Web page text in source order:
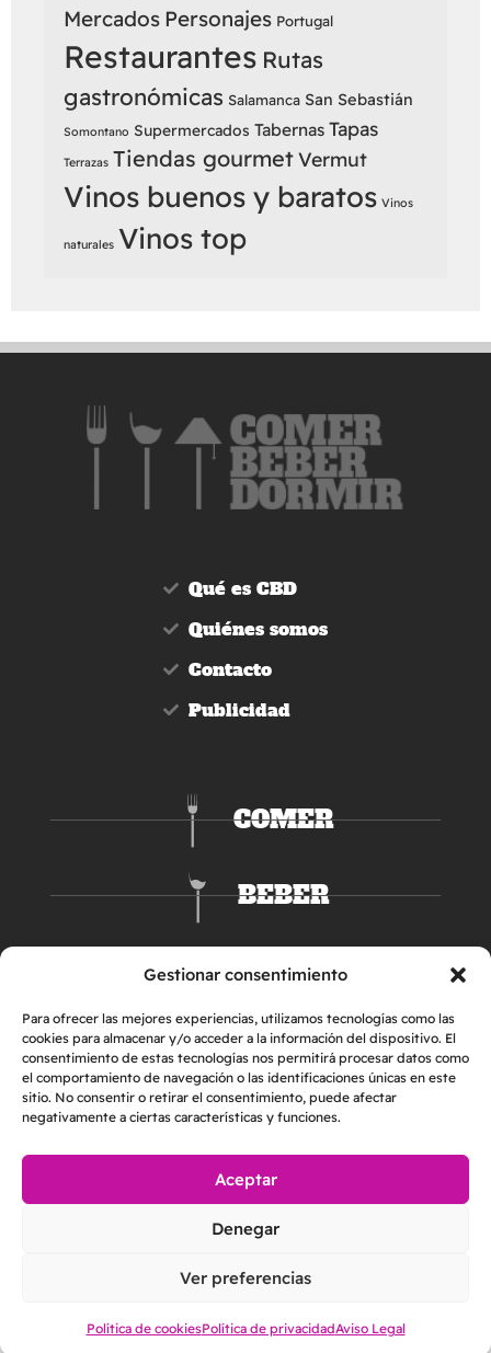
Gestionar consentimiento
Para ofrecer las mejores experiencias, utilizamos tecnologías como las
cookies para almacenar y/o acceder a la información del dispositivo. El
consentimiento de estas tecnologías nos permitirá procesar datos como
el comportamiento de navegación o las identificaciones únicas en este
sitio. No consentir o retirar el consentimiento, puede afectar
negativamente a ciertas características y funciones.
Aceptar
Denegar
Ver preferencias
Política de cookiesPolítica de privacidadAviso Legal
Mercados Personajes Portugal
Restaurantes Rutas
gastronómicas Salamanca San Sebastián
Somontano Supermercados Tabernas Tapas
Terrazas Tiendas gourmetVermut
Vinos buenos y baratos Vinos
naturales Vinos top
Qué es CBD
Quiénes somos
Contacto
Publicidad
COMER
BEBER
DORMIR
2026 © Helper & Friends S.L. | Todos los derechos reservados